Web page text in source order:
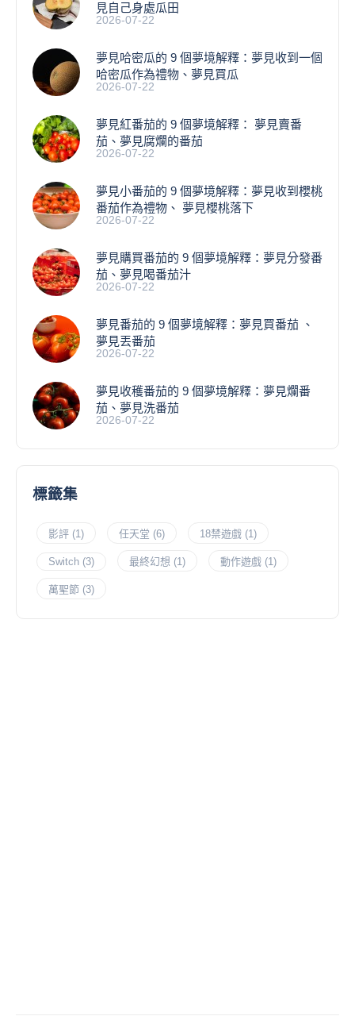
見自己身處瓜田
2026-07-22
夢見哈密瓜的 9 個夢境解釋：夢見收到一個
哈密瓜作為禮物、夢見買瓜
2026-07-22
夢見紅番茄的 9 個夢境解釋： 夢見賣番
茄、夢見腐爛的番茄
2026-07-22
​夢見小番茄的 9 個夢境解釋：夢見收到櫻桃
番茄作為禮物、 夢見櫻桃落下
2026-07-22
夢見購買番茄的 9 個夢境解釋：夢見分發番
茄、夢見喝番茄汁
2026-07-22
夢見番茄的 9 個夢境解釋：夢見買番茄 、
夢見丟番茄
2026-07-22
夢見收穫番茄的 9 個夢境解釋：夢見爛番
茄、夢見洗番茄
2026-07-22
標籤集
影評 (1) 任天堂 (6) 18禁遊戲 (1)
Switch (3) 最終幻想 (1) 動作遊戲 (1)
萬聖節 (3)